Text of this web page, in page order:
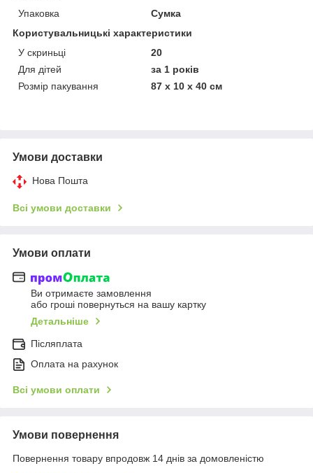
Упаковка
Сумка
Користувальницькі характеристики
У скриньці
20
Для дітей
за 1 років
Розмір пакування
87 х 10 х 40 см
Умови доставки
Нова Пошта
Всі умови доставки
Умови оплати
Ви отримаєте замовлення
або гроші повернуться на вашу картку
Детальніше
Післяплата
Оплата на рахунок
Всі умови оплати
Умови повернення
Повернення товару впродовж 14 днів за домовленістю